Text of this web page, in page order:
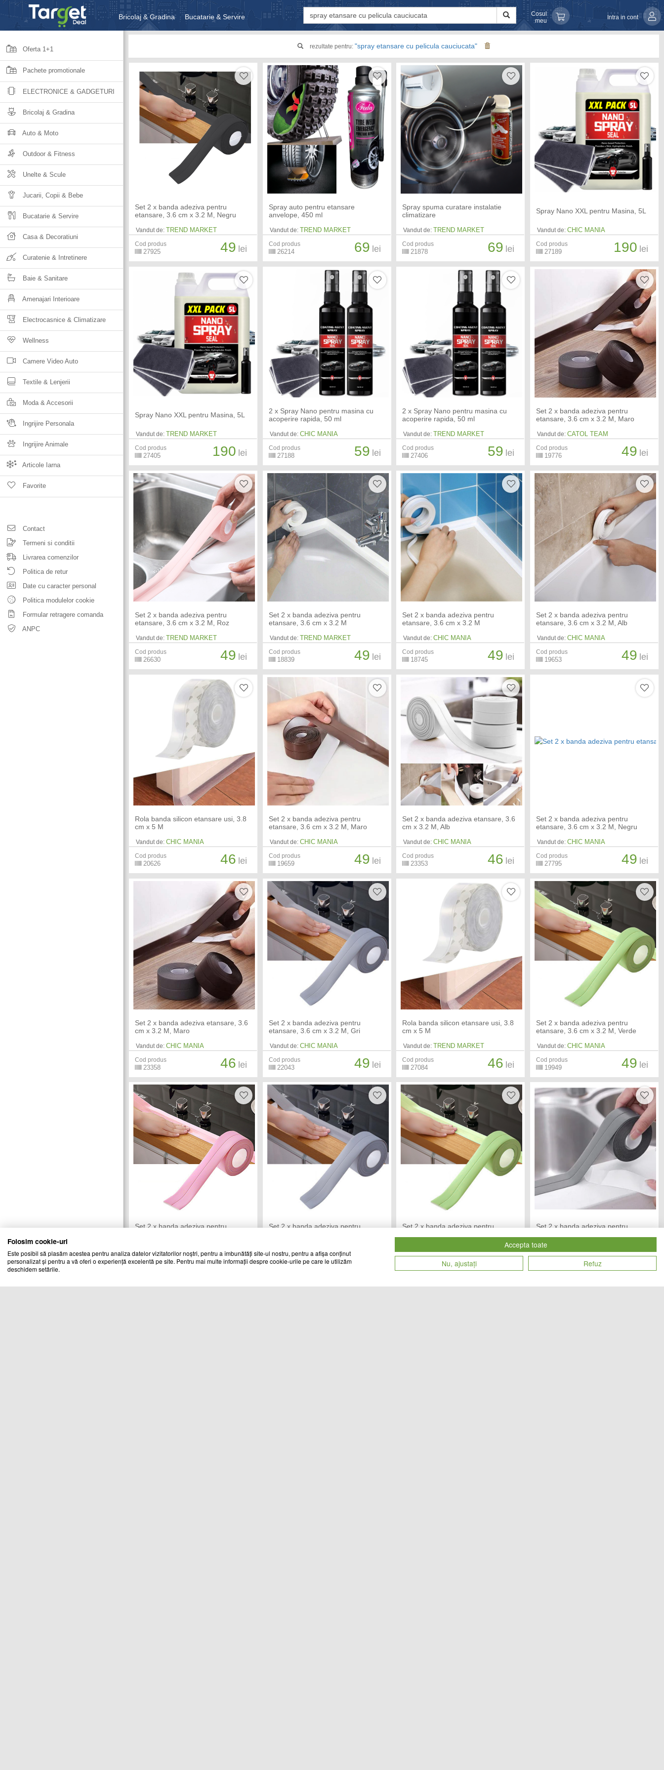
Bricolaj & Gradina Bucatarie & Servire
Unelte & Scule Jucarii, Copii & Bebe
Cosul
meu
Intra in cont
Oferta 1+1
Pachete promotionale
ELECTRONICE & GADGETURI
Bricolaj & Gradina
Auto & Moto
Outdoor & Fitness
Unelte & Scule
Jucarii, Copii & Bebe
Bucatarie & Servire
Casa & Decoratiuni
Curatenie & Intretinere
Baie & Sanitare
Amenajari Interioare
Electrocasnice & Climatizare
Wellness
Camere Video Auto
Textile & Lenjerii
Moda & Accesorii
Ingrijire Personala
Ingrijire Animale
Articole Iarna
Favorite
Contact
Termeni si conditii
Livrarea comenzilor
Politica de retur
Date cu caracter personal
Politica modulelor cookie
Formular retragere comanda
ANPC
rezultate pentru: "spray etansare cu pelicula cauciucata"
Set 2 x banda adeziva pentru
etansare, 3.6 cm x 3.2 M, Negru
Vandut de: TREND MARKET
Cod produs
27925 49 lei
Spray auto pentru etansare
anvelope, 450 ml
Vandut de: TREND MARKET
Cod produs
26214 69 lei
Spray spuma curatare instalatie
climatizare
Vandut de: TREND MARKET
Cod produs
21878 69 lei
Spray Nano XXL pentru Masina, 5L
Vandut de: CHIC MANIA
Cod produs
27189 190 lei
Spray Nano XXL pentru Masina, 5L
Vandut de: TREND MARKET
Cod produs
27405 190 lei
2 x Spray Nano pentru masina cu
acoperire rapida, 50 ml
Vandut de: CHIC MANIA
Cod produs
27188 59 lei
2 x Spray Nano pentru masina cu
acoperire rapida, 50 ml
Vandut de: TREND MARKET
Cod produs
27406 59 lei
Set 2 x banda adeziva pentru
etansare, 3.6 cm x 3.2 M, Maro
Vandut de: CATOL TEAM
Cod produs
19776 49 lei
Set 2 x banda adeziva pentru
etansare, 3.6 cm x 3.2 M, Roz
Vandut de: TREND MARKET
Cod produs
26630 49 lei
Set 2 x banda adeziva pentru
etansare, 3.6 cm x 3.2 M
Vandut de: TREND MARKET
Cod produs
18839 49 lei
Set 2 x banda adeziva pentru
etansare, 3.6 cm x 3.2 M
Vandut de: CHIC MANIA
Cod produs
18745 49 lei
Set 2 x banda adeziva pentru
etansare, 3.6 cm x 3.2 M, Alb
Vandut de: CHIC MANIA
Cod produs
19653 49 lei
Rola banda silicon etansare usi, 3.8
cm x 5 M
Vandut de: CHIC MANIA
Cod produs
20626 46 lei
Set 2 x banda adeziva pentru
etansare, 3.6 cm x 3.2 M, Maro
Vandut de: CHIC MANIA
Cod produs
19659 49 lei
Set 2 x banda adeziva etansare, 3.6
cm x 3.2 M, Alb
Vandut de: CHIC MANIA
Cod produs
23353 46 lei
Set 2 x banda adeziva pentru
etansare, 3.6 cm x 3.2 M, Negru
Vandut de: CHIC MANIA
Cod produs
27795 49 lei
Set 2 x banda adeziva etansare, 3.6
cm x 3.2 M, Maro
Vandut de: CHIC MANIA
Cod produs
23358 46 lei
Set 2 x banda adeziva pentru
etansare, 3.6 cm x 3.2 M, Gri
Vandut de: CHIC MANIA
Cod produs
22043 49 lei
Rola banda silicon etansare usi, 3.8
cm x 5 M
Vandut de: TREND MARKET
Cod produs
27084 46 lei
Set 2 x banda adeziva pentru
etansare, 3.6 cm x 3.2 M, Verde
Vandut de: CHIC MANIA
Cod produs
19949 49 lei
Set 2 x banda adeziva pentru
Cod produs 49 lei
Set 2 x banda adeziva pentru
Cod produs
Set 2 x banda adeziva pentru
27121 49 lei
Set 2 x banda adeziva pentru
Vandut de:
28878 49 lei
Folosim cookie-uri
Este posibil să plasăm acestea pentru analiza datelor vizitatorilor noștri, pentru a îmbunătăți site-ul nostru, pentru a afișa conținut
personalizat și pentru a vă oferi o experiență excelentă pe site. Pentru mai multe informații despre cookie-urile pe care le utilizăm
deschidem setările.
Accepta toate
Nu, ajustați
Refuz